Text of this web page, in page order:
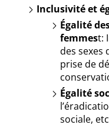
Inclusivité et
Égalité
femmest:
des sexes
prise de
Égalité
sociale,